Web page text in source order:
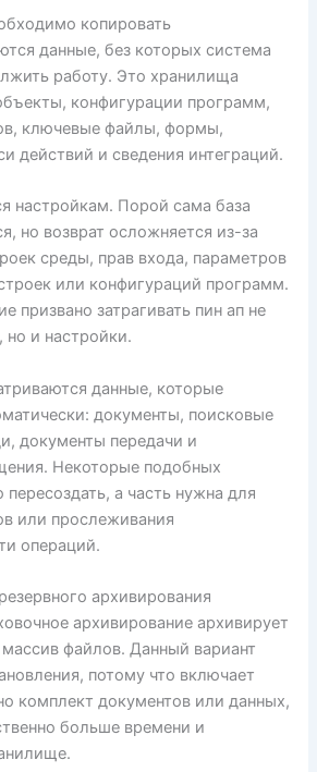
копировать
данные, без которых система
работу. Это хранилища
конфигурации программ,
ключевые файлы, формы,
действий и сведения интеграций.
настройкам. Порой сама база
но возврат осложняется из-за
среды, прав входа, параметров
или конфигураций программ.
призвано затрагивать пин ап не
и настройки.
данные, которые
документы, поисковые
документы передачи и
Некоторые подобных
пересоздать, а часть нужна для
или прослеживания
операций.
архивирования
архивирование архивирует
файлов. Данный вариант
потому что включает
комплект документов или данных,
больше времени и